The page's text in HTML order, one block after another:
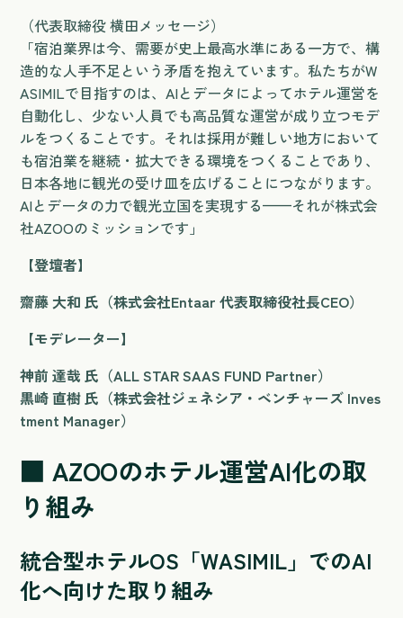
（代表取締役 横田メッセージ）
「宿泊業界は今、需要が史上最高水準にある一方で、構
造的な人手不足という矛盾を抱えています。私たちがW
ASIMILで目指すのは、AIとデータによってホテル運営を
自動化し、少ない人員でも高品質な運営が成り立つモデ
ルをつくることです。それは採用が難しい地方において
も宿泊業を継続・拡大できる環境をつくることであり、
日本各地に観光の受け皿を広げることにつながります。
AIとデータの力で観光立国を実現する——それが株式会
社AZOOのミッションです」
【登壇者】
齋藤 大和 氏（株式会社Entaar 代表取締役社長CEO）
【モデレーター】
神前 達哉 氏（ALL STAR SAAS FUND Partner）
黒崎 直樹 氏（株式会社ジェネシア・ベンチャーズ Inves
tment Manager）
■ AZOOのホテル運営AI化の取
り組み
統合型ホテルOS「WASIMIL」でのAI
化へ向けた取り組み